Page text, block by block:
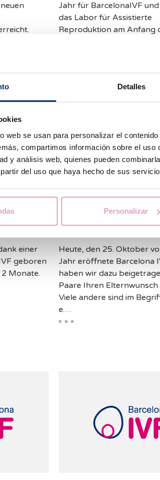
Detalles
web se usan para personalizar el
compartimos información sobre el
y análisis web, quienes pueden
del uso que haya hecho de sus
Personalizar
Jahr für BarcelonaIVF
das Labor für Assistierte
Reproduktion am Anfang
alt.
einer
geboren
Monate.
Erster Jahrestag
Heute, den 25. Oktober
Jahr eröffnete Barcelona
haben wir dazu
Paare Ihren Elternwunsch
Viele andere sind im
e…